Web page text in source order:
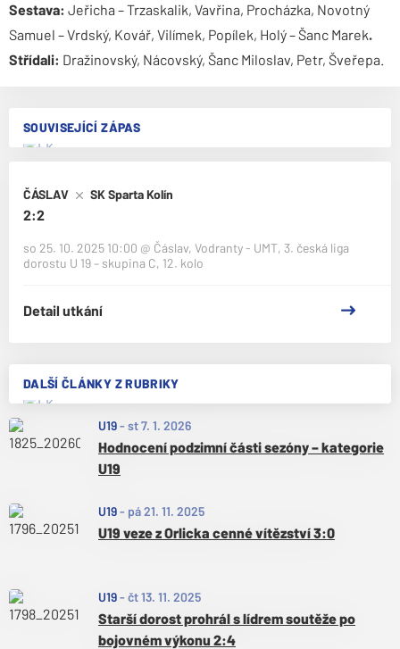
SOUVISEJÍCÍ ZÁPAS
ČÁSLAV SK Sparta Kolín
2:2
so 25. 10. 2025 10:00 @ Čáslav, Vodranty - UMT, 3. česká liga
dorostu U 19 – skupina C, 12. kolo
Detail utkání
DALŠÍ ČLÁNKY Z RUBRIKY
U19- st 7. 1. 2026
Hodnocení podzimní části sezóny – kategorie
U19
U19- pá 21. 11. 2025
U19 veze z Orlicka cenné vítězství 3:0
U19- čt 13. 11. 2025
Starší dorost prohrál s lídrem soutěže po
bojovném výkonu 2:4
Sestava: Jeřicha – Trzaskalik, Vavřina, Procházka, Novotný
Samuel – Vrdský, Kovář, Vilímek, Popílek, Holý – Šanc Marek.
Střídali: Dražinovský, Nácovský, Šanc Miloslav, Petr, Šveřepa.